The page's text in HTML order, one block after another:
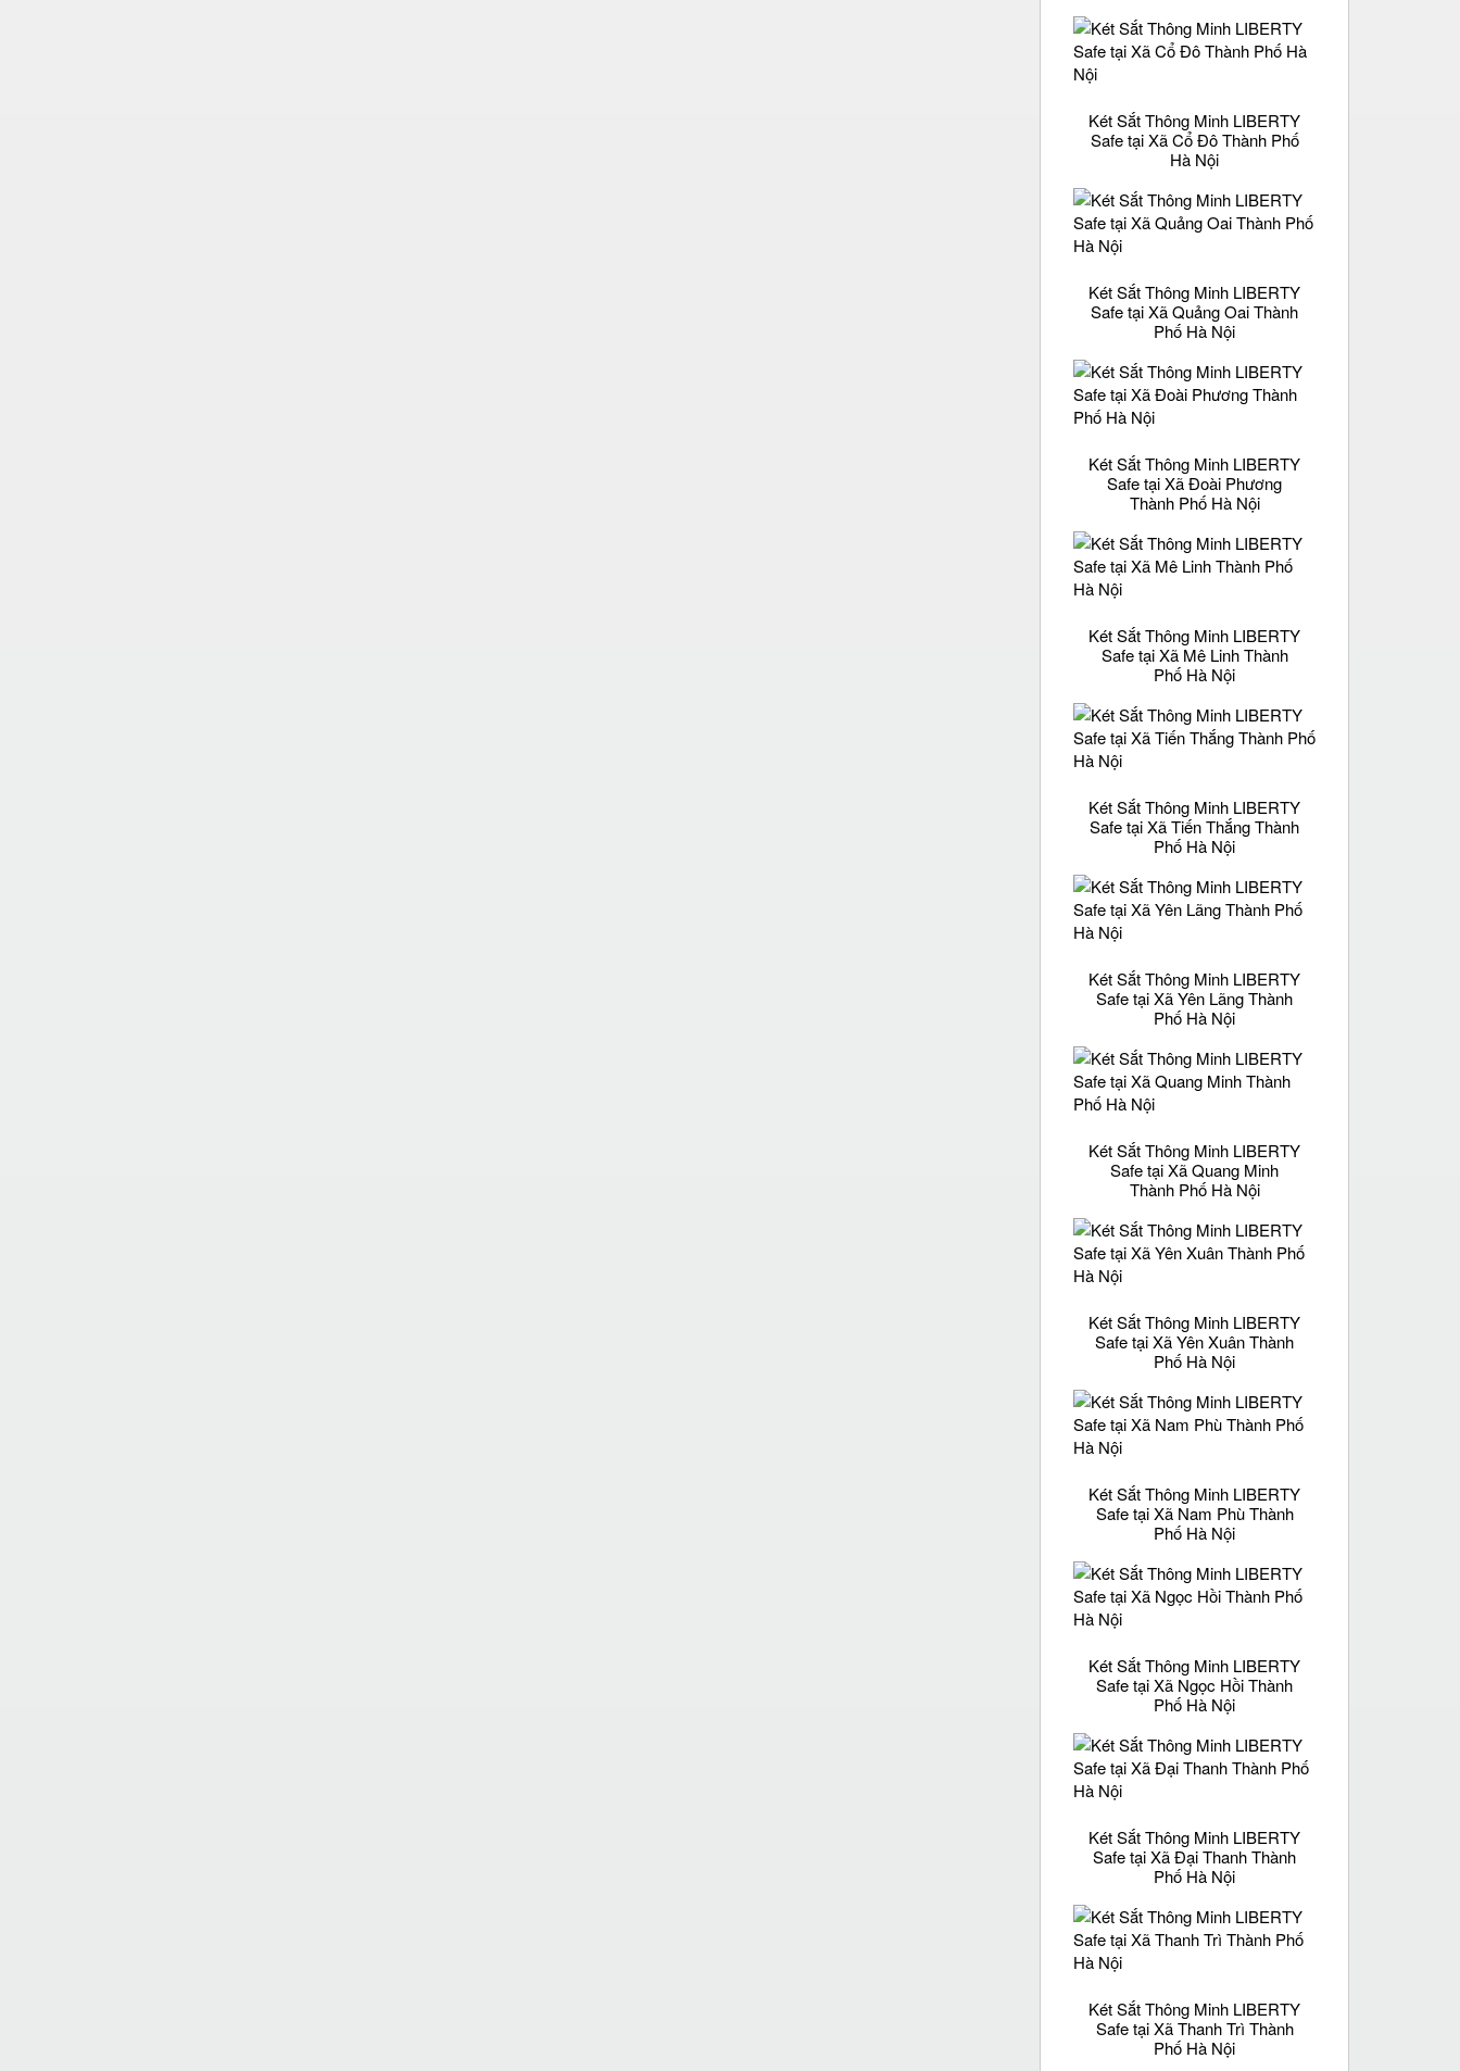
Két Sắt Thông Minh LIBERTY
Safe tại Xã Cổ Đô Thành Phố
Hà Nội
Két Sắt Thông Minh LIBERTY
Safe tại Xã Quảng Oai Thành
Phố Hà Nội
Két Sắt Thông Minh LIBERTY
Safe tại Xã Đoài Phương
Thành Phố Hà Nội
Két Sắt Thông Minh LIBERTY
Safe tại Xã Mê Linh Thành
Phố Hà Nội
Két Sắt Thông Minh LIBERTY
Safe tại Xã Tiến Thắng Thành
Phố Hà Nội
Két Sắt Thông Minh LIBERTY
Safe tại Xã Yên Lãng Thành
Phố Hà Nội
Két Sắt Thông Minh LIBERTY
Safe tại Xã Quang Minh
Thành Phố Hà Nội
Két Sắt Thông Minh LIBERTY
Safe tại Xã Yên Xuân Thành
Phố Hà Nội
Két Sắt Thông Minh LIBERTY
Safe tại Xã Nam Phù Thành
Phố Hà Nội
Két Sắt Thông Minh LIBERTY
Safe tại Xã Ngọc Hồi Thành
Phố Hà Nội
Két Sắt Thông Minh LIBERTY
Safe tại Xã Đại Thanh Thành
Phố Hà Nội
Két Sắt Thông Minh LIBERTY
Safe tại Xã Thanh Trì Thành
Phố Hà Nội